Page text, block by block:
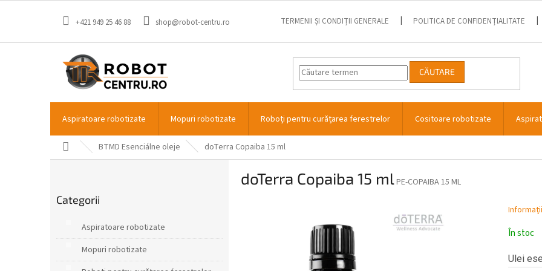
+421 949 25 46 88 shop@robot-centru.ro TERMENII ȘI CONDIȚII GENERALE POLITICA DE CONFIDENȚIALITATE
CĂUTARE
Aspiratoare robotizate Mopuri robotizate Roboți pentru curățarea ferestrelor Cositoare robotizate
Acasă BTMD Esenciálne oleje doTerra Copaiba 15 ml
peste
Categorii
Aspiratoare robotizate
Mopuri robotizate
doTerra Copaiba 15 mlPE-COPAIBA 15 ML
În stoc
Ulei